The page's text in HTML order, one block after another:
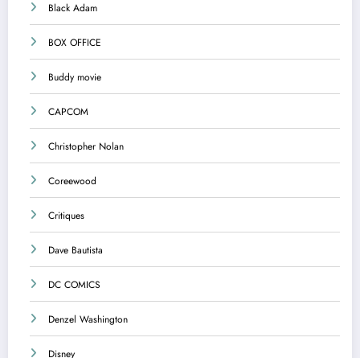
Black Adam
BOX OFFICE
Buddy movie
CAPCOM
Christopher Nolan
Coreewood
Critiques
Dave Bautista
DC COMICS
Denzel Washington
Disney